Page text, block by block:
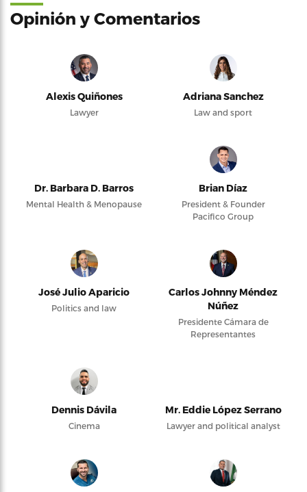
Opinión y Comentarios
Alexis Quiñones
Lawyer
Adriana Sanchez
Law and sport
Dr. Barbara D. Barros
Mental Health & Menopause
Brian Díaz
President & Founder
Pacifico Group
José Julio Aparicio
Politics and law
Carlos Johnny Méndez
Núñez
Presidente Cámara de
Representantes
Dennis Dávila
Cinema
Mr. Eddie López Serrano
Lawyer and political analyst